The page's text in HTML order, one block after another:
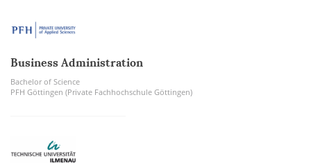
Business Administration
Bachelor of Science
PFH Göttingen (Private Fachhochschule Göttingen)